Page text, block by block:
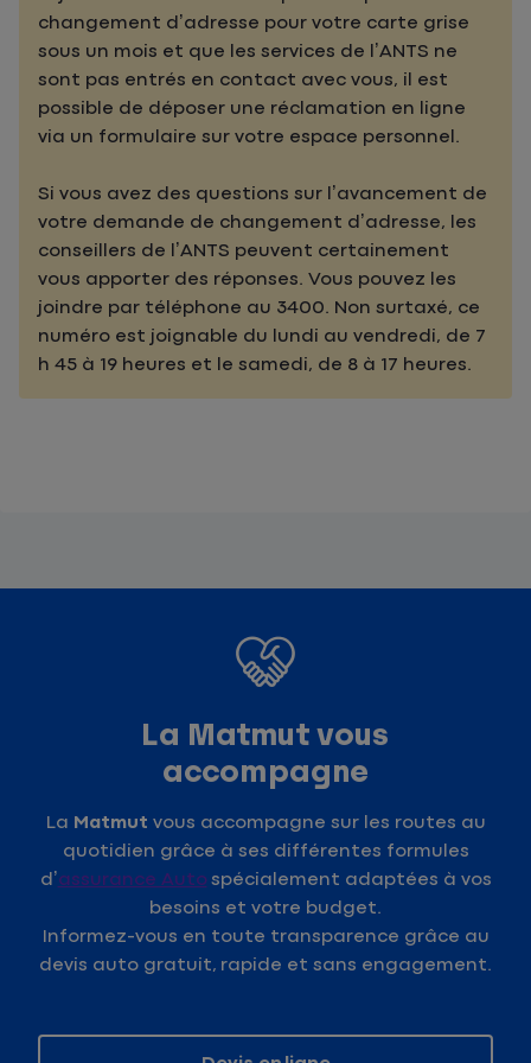
changement d’adresse pour votre carte grise
sous un mois et que les services de l’ANTS ne
sont pas entrés en contact avec vous, il est
possible de déposer une réclamation en ligne
via un formulaire sur votre espace personnel.
Si vous avez des questions sur l’avancement de
votre demande de changement d’adresse, les
conseillers de l’ANTS peuvent certainement
vous apporter des réponses. Vous pouvez les
joindre par téléphone au 3400. Non surtaxé, ce
numéro est joignable du lundi au vendredi, de 7
h 45 à 19 heures et le samedi, de 8 à 17 heures.
La Matmut vous
accompagne
La Matmut vous accompagne sur les routes au
quotidien grâce à ses différentes formules
d’assurance Auto spécialement adaptées à vos
besoins et votre budget.
Informez-vous en toute transparence grâce au
devis auto gratuit, rapide et sans engagement.